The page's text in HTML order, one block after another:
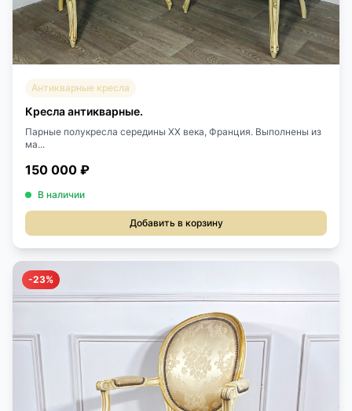
Антикварные кресла
Кресла антикварные.
Парные полукресла середины XX века, Франция. Выполнены из
ма...
150 000 ₽
В наличии
Добавить в корзину
-23%